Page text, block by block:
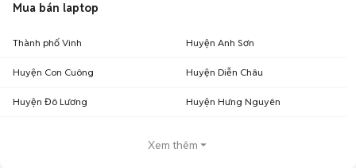
Mua bán laptop
Thành phố Vinh Huyện Anh Sơn
Huyện Con Cuông Huyện Diễn Châu
Huyện Đô Lương Huyện Hưng Nguyên
Xem thêm